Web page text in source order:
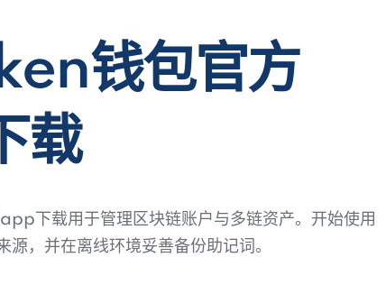
钱包官方
载
下载用于管理区块链账户与多链资产。开始使用
源，并在离线环境妥善备份助记词。